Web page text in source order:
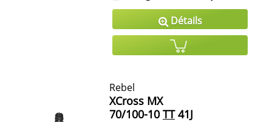
Détails
Rebel
XCross MX
70/100-10 TT41J